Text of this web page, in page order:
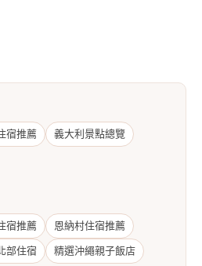
宿推薦 義大利景點總覽
宿推薦 恩納村住宿推薦
部住宿 精選沖繩親子飯店